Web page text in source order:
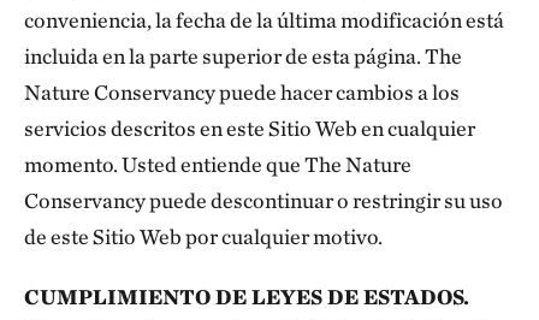
conveniencia, la fecha de la última modificación está
incluida en la parte superior de esta página. The
Nature Conservancy puede hacer cambios a los
servicios descritos en este Sitio Web en cualquier
momento. Usted entiende que The Nature
Conservancy puede descontinuar o restringir su uso
de este Sitio Web por cualquier motivo.
CUMPLIMIENTO DE LEYES DE ESTADOS.